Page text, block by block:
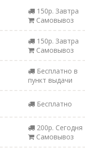
150р. Завтра
Самовывоз
150р. Завтра
Самовывоз
Бесплатно в
пункт выдачи
Бесплатно
200р. Сегодня
Самовывоз